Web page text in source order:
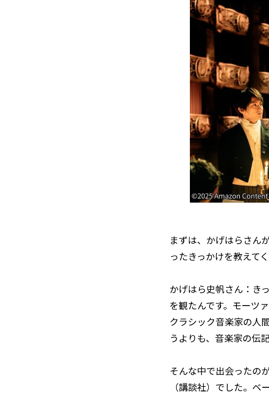
――まずは、かげはらさ
ったきっかけを教えてく
かげはら史帆さん：き
を観たんです。モーツ
クラシック音楽家の人
うよりも、音楽家の伝
そんな中で出会ったの
（講談社）でした。